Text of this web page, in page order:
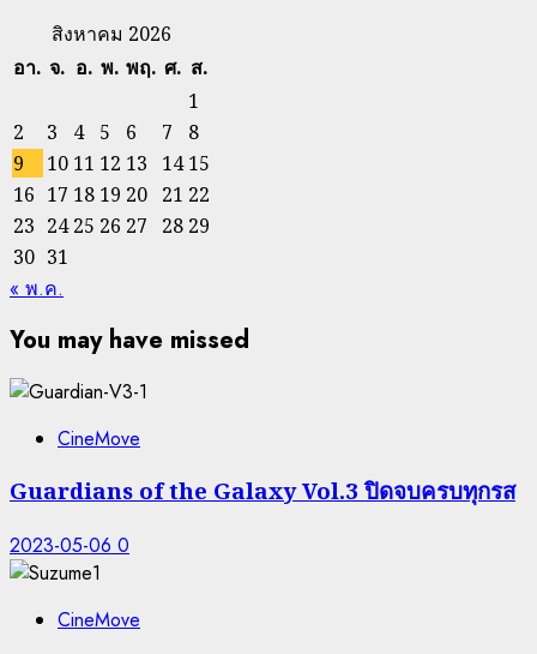
สิงหาคม 2026
อา. จ. อ. พ. พฤ. ศ. ส.
1
2
3 4 5 6 7
8
9
10 11 12 13 14 15
16 17 18 19 20 21 22
23 24 25 26 27 28 29
30 31
« พ.ค.
You may have missed
CineMove
Guardians of the Galaxy Vol.3 ปิดจบครบทุกรส
2023-05-06 0
CineMove